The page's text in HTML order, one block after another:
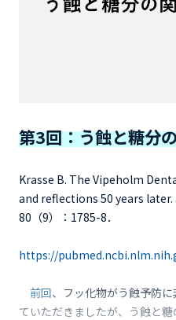
第3回：う蝕と糖分
Krasse B. The Vipeholm
and reflections 50 years later.
80（9）：1785-8．
https://
前回、フッ化物がう蝕予防
ていただきましたが、う蝕と